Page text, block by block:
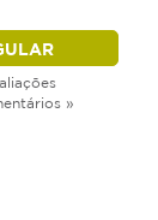
»